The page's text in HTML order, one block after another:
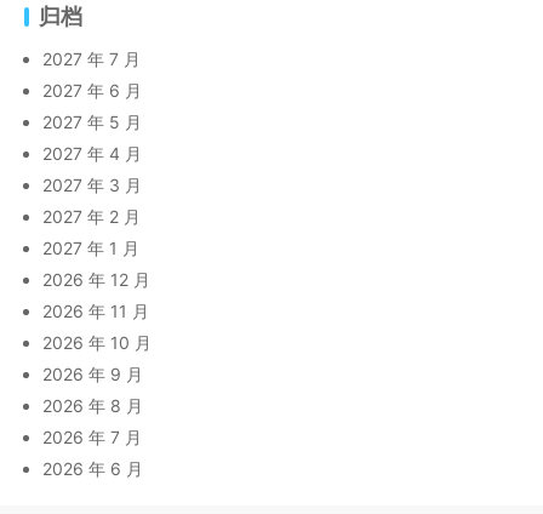
归档
2027 年 7 月
2027 年 6 月
2027 年 5 月
2027 年 4 月
2027 年 3 月
2027 年 2 月
2027 年 1 月
2026 年 12 月
2026 年 11 月
2026 年 10 月
2026 年 9 月
2026 年 8 月
2026 年 7 月
2026 年 6 月